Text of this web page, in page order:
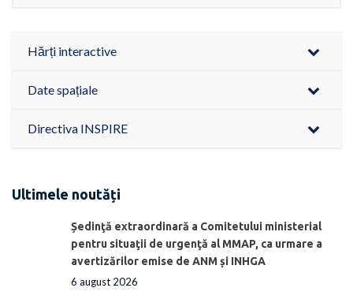
Hărți interactive
Date spațiale
Directiva INSPIRE
Ultimele noutăți
Ședinţă extraordinară a Comitetului ministerial
pentru situaţii de urgenţă al MMAP, ca urmare a
avertizărilor emise de ANM și INHGA
6 august 2026